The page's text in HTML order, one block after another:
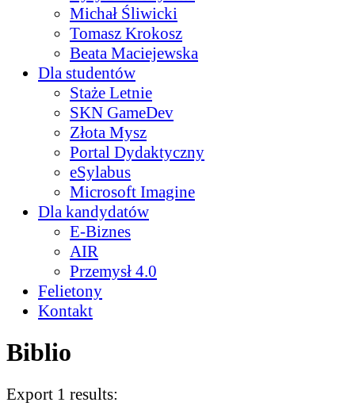
Michał Śliwicki
Tomasz Krokosz
Beata Maciejewska
Dla studentów
Staże Letnie
SKN GameDev
Złota Mysz
Portal Dydaktyczny
eSylabus
Microsoft Imagine
Dla kandydatów
E-Biznes
AIR
Przemysł 4.0
Felietony
Kontakt
Biblio
Export 1 results: